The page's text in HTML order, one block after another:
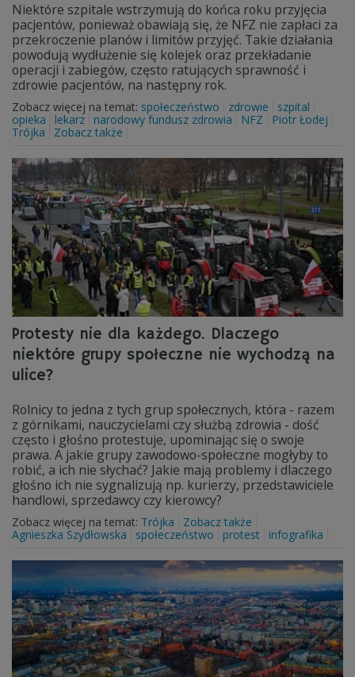
Niektóre szpitale wstrzymują do końca roku przyjęcia
pacjentów, ponieważ obawiają się, że NFZ nie zapłaci za
przekroczenie planów i limitów przyjęć. Takie działania
powodują wydłużenie się kolejek oraz przekładanie
operacji i zabiegów, często ratujących sprawność i
zdrowie pacjentów, na następny rok.
Zobacz więcej na temat: społeczeństwo zdrowie
szpital
opieka
lekarz narodowy fundusz zdrowia NFZ
Piotr Łodej
Trójka
Zobacz także
Protesty nie dla każdego. Dlaczego
niektóre grupy społeczne nie wychodzą na
ulice?
Rolnicy to jedna z tych grup społecznych, która - razem
z górnikami, nauczycielami czy służbą zdrowia - dość
często i głośno protestuje, upominając się o swoje
prawa. A jakie grupy zawodowo-społeczne mogłyby to
robić, a ich nie słychać? Jakie mają problemy i dlaczego
głośno ich nie sygnalizują np. kurierzy, przedstawiciele
handlowi, sprzedawcy czy kierowcy?
Zobacz więcej na temat: Trójka
Zobacz także
Agnieszka Szydłowska
społeczeństwo protest infografika